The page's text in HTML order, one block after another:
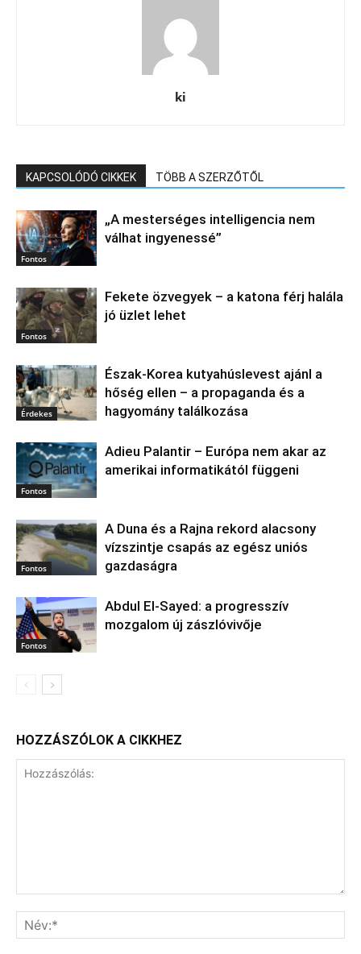
ki
KAPCSOLÓDÓ CIKKEK TÖBB A SZERZŐTŐL
Fontos
„A mesterséges intelligencia nem
válhat ingyenessé”
Fontos
Fekete özvegyek – a katona férj halála
jó üzlet lehet
Érdekes
Észak‑Korea kutyahúslevest ajánl a
hőség ellen – a propaganda és a
hagyomány találkozása
Fontos
Adieu Palantir – Európa nem akar az
amerikai informatikától függeni
Fontos
A Duna és a Rajna rekord alacsony
vízszintje csapás az egész uniós
gazdaságra
Fontos
Abdul El‑Sayed: a progresszív
mozgalom új zászlóvivője
HOZZÁSZÓLOK A CIKKHEZ